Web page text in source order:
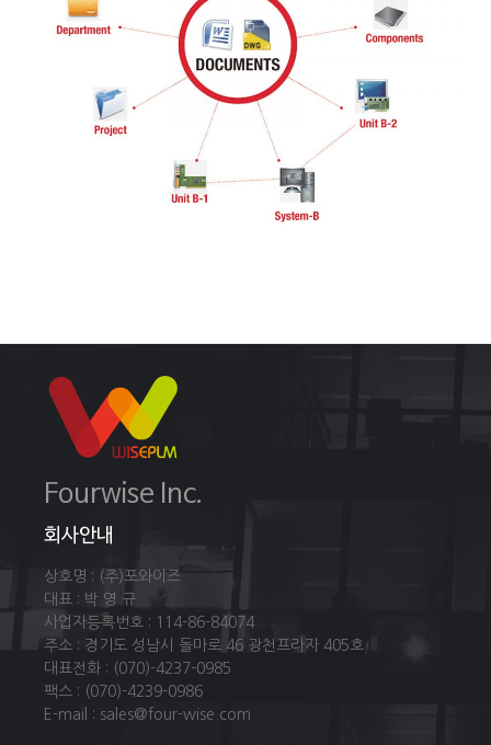
Fourwise Inc.
회사안내
상호명 : (주)포와이즈
대표 : 박 영 규
사업자등록번호 : 114-86-84074
주소 : 경기도 성남시 돌마로 46 광천프라자 405호
대표전화 : (070)-4237-0985
팩스 : (070)-4239-0986
E-mail : sales@four-wise.com